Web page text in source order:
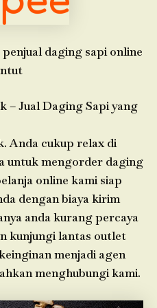
daging sapi online
– Jual Daging Sapi yang
Anda cukup relax di
untuk mengorder daging
online kami siap
dengan biaya kirim
anda kurang percaya
kunjungi lantas outlet
menjadi agen
menghubungi kami.